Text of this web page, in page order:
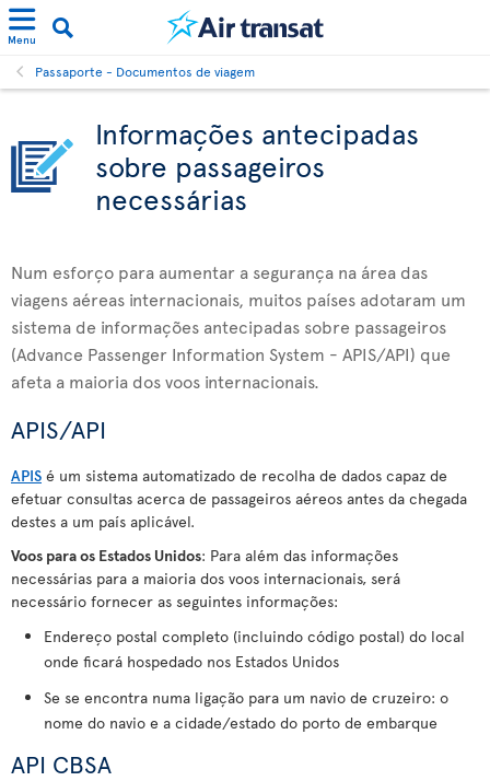
Menu
Passaporte - Documentos de viagem
Informações antecipadas
sobre passageiros
necessárias
Num esforço para aumentar a segurança na área das
viagens aéreas internacionais, muitos países adotaram um
sistema de informações antecipadas sobre passageiros
(Advance Passenger Information System - APIS/API) que
afeta a maioria dos voos internacionais.
APIS/API
APIS é um sistema automatizado de recolha de dados capaz de
efetuar consultas acerca de passageiros aéreos antes da chegada
destes a um país aplicável.
Voos para os Estados Unidos: Para além das informações
necessárias para a maioria dos voos internacionais, será
necessário fornecer as seguintes informações:
Endereço postal completo (incluindo código postal) do local
onde ficará hospedado nos Estados Unidos
Se se encontra numa ligação para um navio de cruzeiro: o
nome do navio e a cidade/estado do porto de embarque
API CBSA